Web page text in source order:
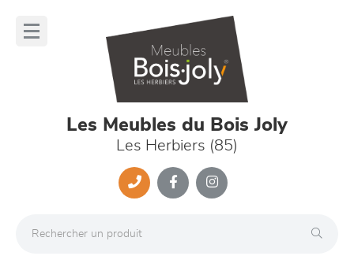
Les Meubles du Bois Joly
Les Herbiers (85)